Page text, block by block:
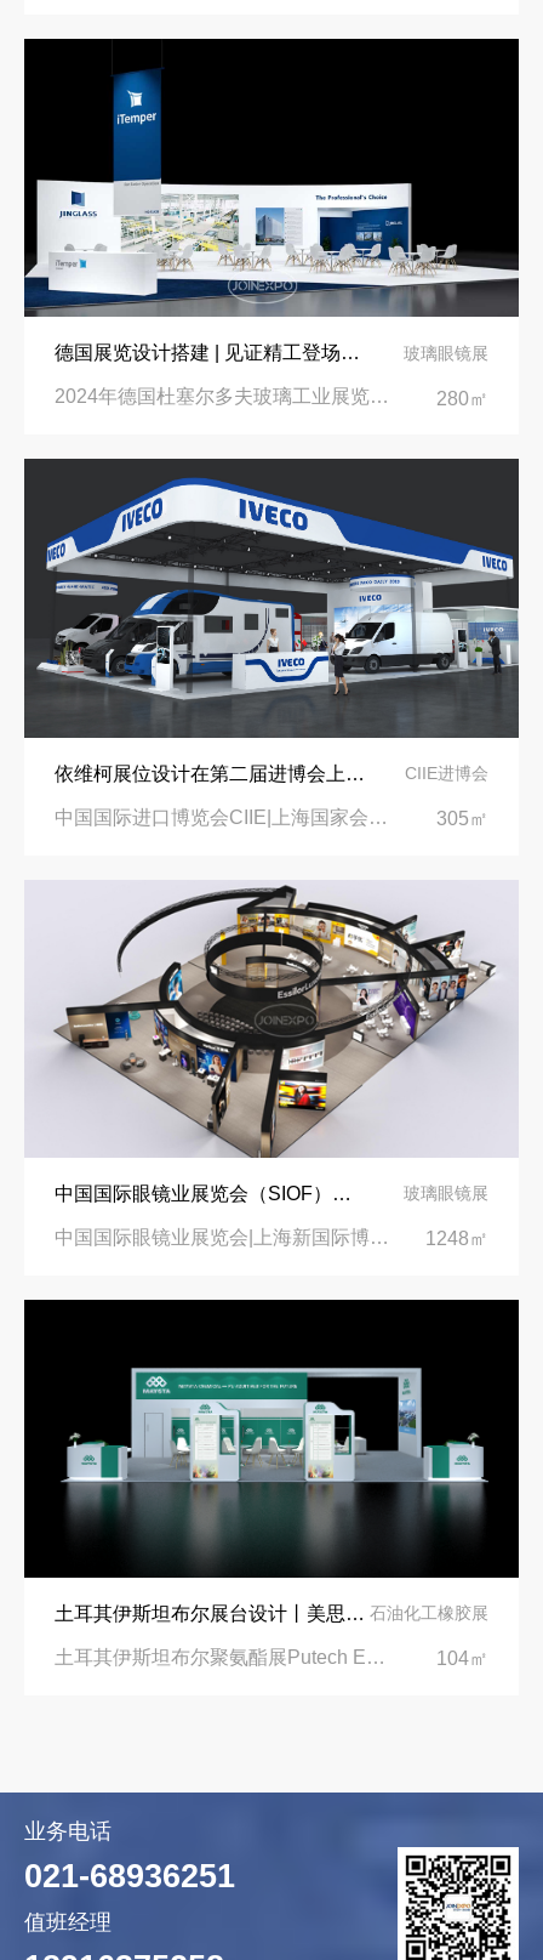
德国展览设计搭建 | 见证精工登场玻璃工业展览会 Glasstec 2024 玻璃眼镜展
2024年德国杜塞尔多夫玻璃工业展览会Glasstec|德国杜塞尔多夫会展中心 280㎡
依维柯展位设计在第二届进博会上吸引万千瞩目 CIIE进博会
中国国际进口博览会CIIE|上海国家会展中心 305㎡
中国国际眼镜业展览会（SIOF）‌展台设计搭建-眼镜业巨头依视路陆逊梯卡 玻璃眼镜展
中国国际眼镜业展览会|上海新国际博览中心‌ 1248㎡
土耳其伊斯坦布尔展台设计丨美思德创新产品，打造聚氨酯行业标杆 石油化工橡胶展
土耳其伊斯坦布尔聚氨酯展Putech Eurasia|土耳其国际会展中心 104㎡
业务电话
021-68936251
值班经理